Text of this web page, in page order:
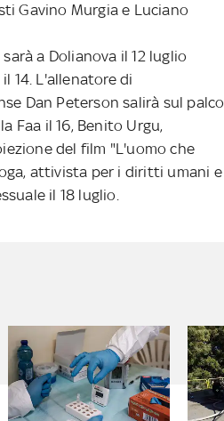
Gavino Murgia e Luciano
a Dolianova il 12 luglio
14. L'allenatore di
Dan Peterson salirà sul palco
Faa il 16, Benito Urgu,
del film "L'uomo che
attivista per i diritti umani e
il 18 luglio.